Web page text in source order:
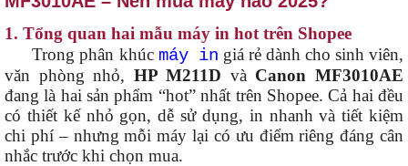
1. Tổng quan hai mẫu máy in hot trên Shopee
Trong phân khúc máy in giá rẻ dành cho sinh viên,
văn phòng nhỏ, HP M211D và Canon MF3010AE
đang là hai sản phẩm “hot” nhất trên Shopee. Cả hai đều
có thiết kế nhỏ gọn, dễ sử dụng, in nhanh và tiết kiệm
chi phí – nhưng mỗi máy lại có ưu điểm riêng đáng cân
nhắc trước khi chọn mua.